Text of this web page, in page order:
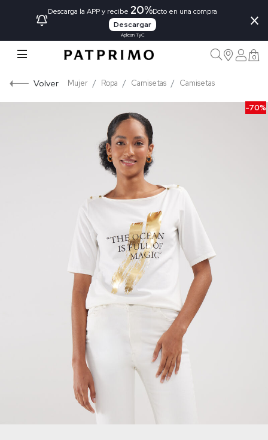
Descarga la APP y recibe 20%Dcto en una compra
Descargar
Aplican TyC
×
0
Volver Mujer Ropa Camisetas Camisetas
-70%